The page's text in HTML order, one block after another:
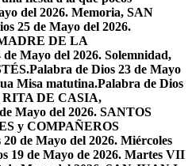
del 2026. Memoria, SAN
25 de Mayo del 2026.
DE LA
Mayo del 2026. Solemnidad,
Palabra de Dios 23 de Mayo
Misa matutina.Palabra de Dios
RITA DE CASIA,
Mayo del 2026. SANTOS
y COMPAÑEROS
de Mayo del 2026. Miércoles
19 de Mayo de 2026. Martes VII